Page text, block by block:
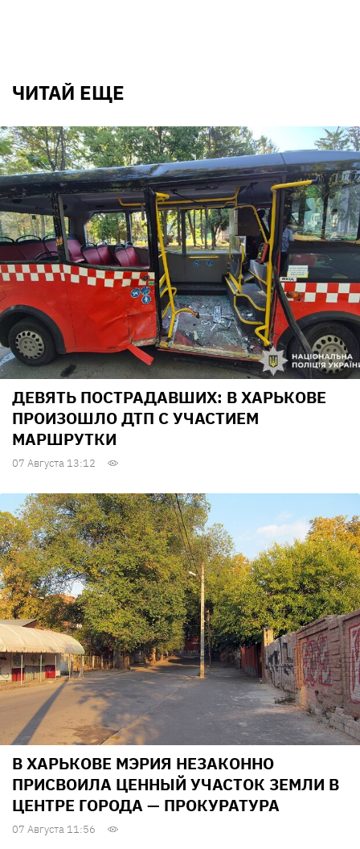
ЧИТАЙ ЕЩЕ
ДЕВЯТЬ ПОСТРАДАВШИХ: В ХАРЬКОВЕ
ПРОИЗОШЛО ДТП С УЧАСТИЕМ
МАРШРУТКИ
07 Августа 13:12
В ХАРЬКОВЕ МЭРИЯ НЕЗАКОННО
ПРИСВОИЛА ЦЕННЫЙ УЧАСТОК ЗЕМЛИ В
ЦЕНТРЕ ГОРОДА — ПРОКУРАТУРА
07 Августа 11:56